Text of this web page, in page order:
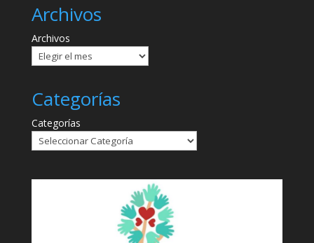
Archivos
Archivos
Categorías
Categorías